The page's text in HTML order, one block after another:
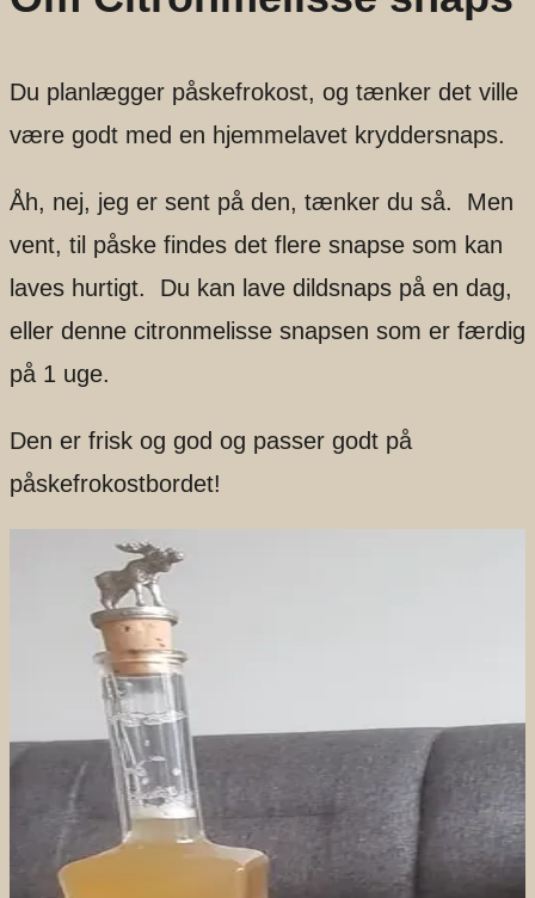
Du planlægger påskefrokost, og tænker det ville
være godt med en hjemmelavet kryddersnaps.
Åh, nej, jeg er sent på den, tænker du så. Men
vent, til påske findes det flere snapse som kan
laves hurtigt. Du kan lave dildsnaps på en dag,
eller denne citronmelisse snapsen som er færdig
på 1 uge.
Den er frisk og god og passer godt på
påskefrokostbordet!